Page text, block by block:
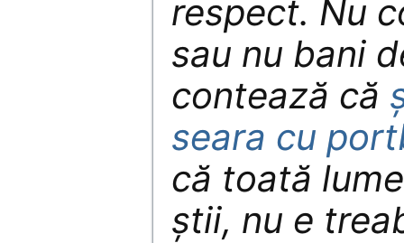
respect. Nu
sau nu bani
contează că
seara cu
că toată
ştii, nu e